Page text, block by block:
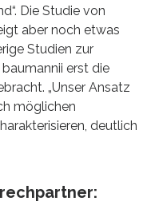
Die Studie von
aber noch etwas
Studien zur
erst die
„Unser Ansatz
möglichen
deutlich